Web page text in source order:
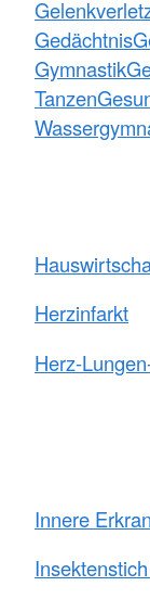
Gedächtnis
Gymnastik
Tanzen
Herzinfarkt
Herz-
Innere